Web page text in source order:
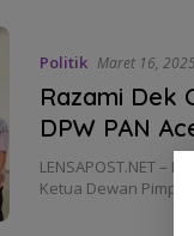
Politik Maret 16, 2025
Razami Dek
DPW PAN
LENSAPOST.NET –
Ketua Dewan